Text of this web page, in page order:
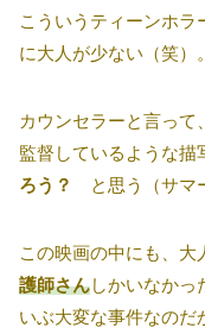
こういうティーンホ
に大人が少ない（笑）。
カウンセラーと言っ
監督しているような描
ろう？
と思う（サマ
この映画の中にも、大
護師さんしかいなかっ
いぶ大変な事件なのだ